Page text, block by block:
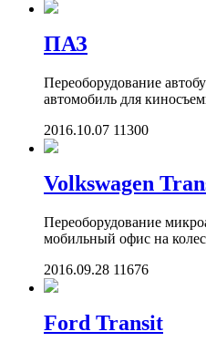
ПАЗ
Переоборудование
автомобиль для
2016.10.07 11300
Volkswagen
Переоборудование
мобильный офис на
2016.09.28 11676
Ford Transit